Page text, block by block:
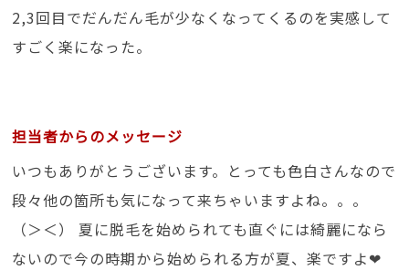
2,3回目でだんだん毛が少なくなってくるのを実感して
すごく楽になった。
担当者からのメッセージ
いつもありがとうございます。とっても色白さんなので
段々他の箇所も気になって来ちゃいますよね。。。
（＞＜） 夏に脱毛を始められても直ぐには綺麗になら
ないので今の時期から始められる方が夏、楽ですよ❤